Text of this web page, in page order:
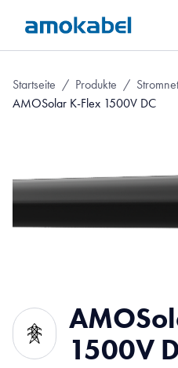
Startseite / Produkte /
AMOSolar K-Flex 1500V DC
1500V